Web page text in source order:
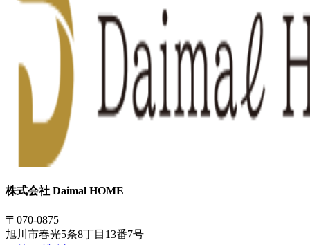
株式会社 Daimal HOME
〒070-0875
旭川市春光5条8丁目13番7号